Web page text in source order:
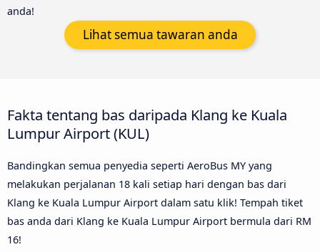
anda!
Lihat semua tawaran anda
Fakta tentang bas daripada Klang ke Kuala
Lumpur Airport (KUL)
Bandingkan semua penyedia seperti AeroBus MY yang
melakukan perjalanan 18 kali setiap hari dengan bas dari
Klang ke Kuala Lumpur Airport dalam satu klik! Tempah tiket
bas anda dari Klang ke Kuala Lumpur Airport bermula dari RM
16!